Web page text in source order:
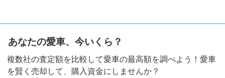
あなたの愛車、今いくら？
複数社の査定額を比較して愛車の最高額を調べよう！愛車
を賢く売却して、購入資金にしませんか？